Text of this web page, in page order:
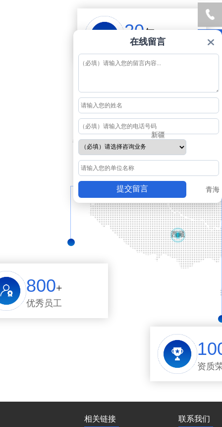
青海
新疆
西藏
20 年
行业积累
资质
800+
优秀员工
相关链接 联系我们
国子官
方公众
号
销
服
在线留言
提交留言